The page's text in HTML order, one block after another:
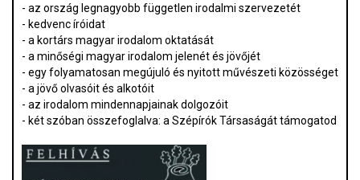
- az ország legnagyobb független irodalmi szervezetét
- kedvenc íróidat
- a kortárs magyar irodalom oktatását
- a minőségi magyar irodalom jelenét és jövőjét
- egy folyamatosan megújuló és nyitott művészeti közösséget
- a jövő olvasóit és alkotóit
- az irodalom mindennapjainak dolgozóit
- két szóban összefoglalva: a Szépírók Társaságát támogatod